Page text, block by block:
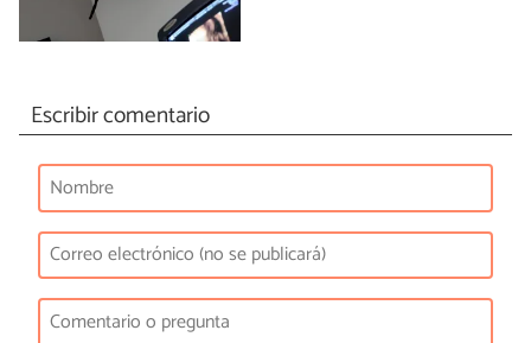
Escribir comentario